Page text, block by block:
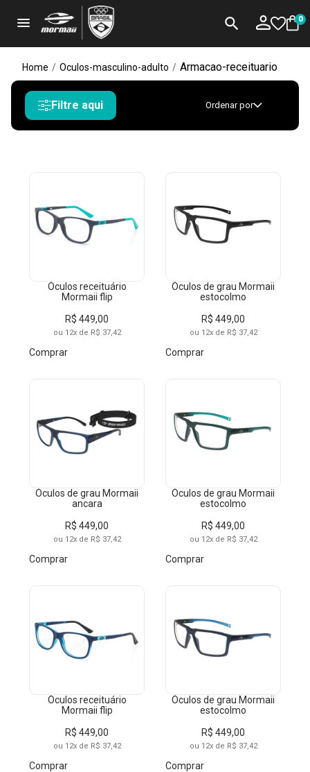
menu search 0
Home / Oculos-masculino-adulto / Armacao-receituario
Filtre aqui Ordenar por
Óculos receituário
Mormaii flip
R$ 449,00
ou 12x de R$ 37,42
Comprar
Óculos de grau Mormaii
estocolmo
R$ 449,00
ou 12x de R$ 37,42
Comprar
Óculos de grau Mormaii
ancara
R$ 449,00
ou 12x de R$ 37,42
Comprar
Óculos de grau Mormaii
estocolmo
R$ 449,00
ou 12x de R$ 37,42
Comprar
Óculos receituário
Mormaii flip
R$ 449,00
ou 12x de R$ 37,42
Comprar
Óculos de grau Mormaii
estocolmo
R$ 449,00
ou 12x de R$ 37,42
Comprar